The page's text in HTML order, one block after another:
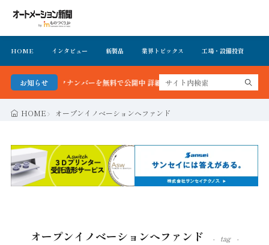
HOME インタビュー 新製品 業界トピックス 工場・設備投資
お知らせ
号＆バックナンバーを無料で公開中 詳細はこちら
HOME オープンイノベーションへファンド
オープンイノベーションへファンド tag